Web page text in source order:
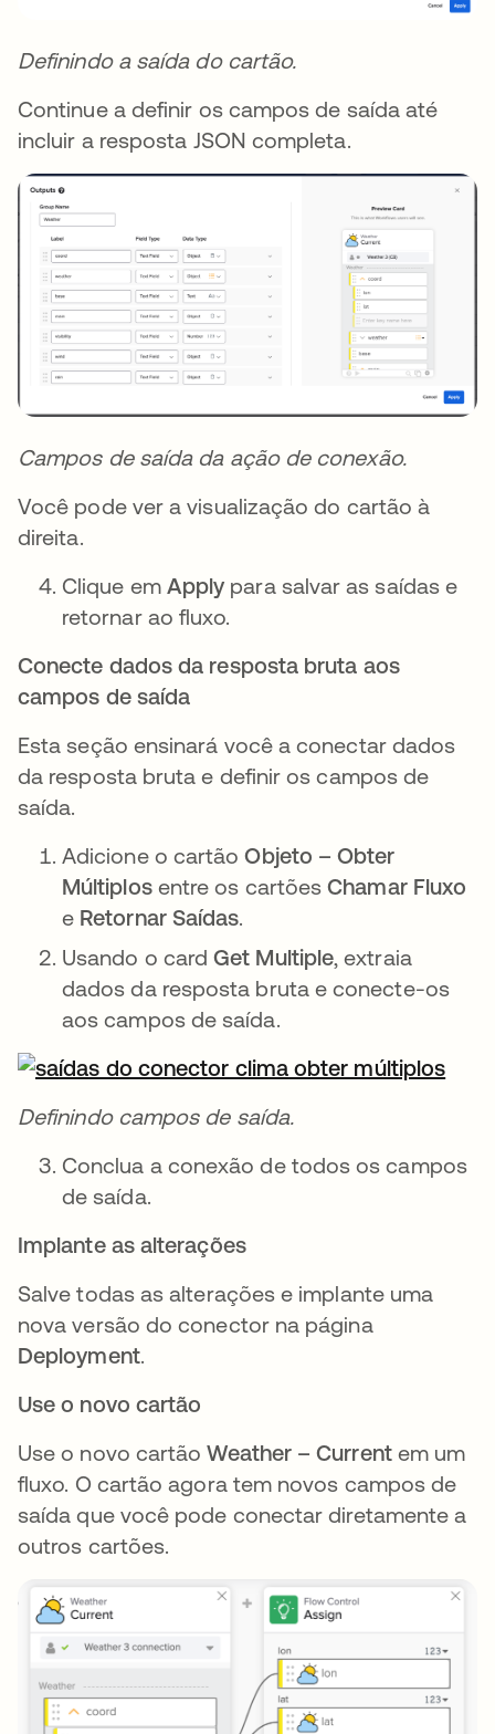
Definindo a saída do cartão.
Continue a definir os campos de saída até
incluir a resposta JSON completa.
Campos de saída da ação de conexão.
Você pode ver a visualização do cartão à
direita.
Clique em Apply para salvar as saídas e
retornar ao fluxo.
Conecte dados da resposta bruta aos
campos de saída
Esta seção ensinará você a conectar dados
da resposta bruta e definir os campos de
saída.
Adicione o cartãoObjeto – Obter
Múltiplosentre os cartõesChamar Fluxo
e Retornar Saídas.
Usando o cardGet Multiple, extraia
dados da resposta bruta e conecte-os
aos campos de saída.
Definindo campos de saída.
Conclua a conexão de todos os campos
de saída.
Implante as alterações
Salve todas as alterações e implante uma
nova versão do conector na página
Deployment.
Use o novo cartão
Use o novo cartãoWeather – Currentem um
fluxo. O cartão agora tem novos campos de
saída que você pode conectar diretamente a
outros cartões.